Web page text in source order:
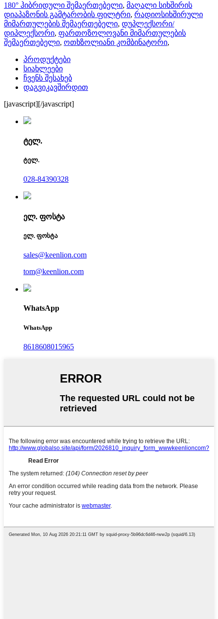
180° ჰიბრიდული შემაერთებელი, მაღალი სიხშირის
დიაპაზონის გამტარობის ფილტრი, რადიოსიხშირული
მიმართულების შემაერთებელი, დუპლექსორი/
დიპლექსორი, ფართოზოლოვანი მიმართულების
შემაერთებელი, ოთხზოლიანი კომბინატორი,
პროდუქტები
სიახლეები
ჩვენს შესახებ
დაგვიკავშირდით
[javascript][/javascript]
ტელ.
ტელ.
028-84390328
ელ. ფოსტა
ელ. ფოსტა
sales@keenlion.com
tom@keenlion.com
WhatsApp
WhatsApp
8618608015965